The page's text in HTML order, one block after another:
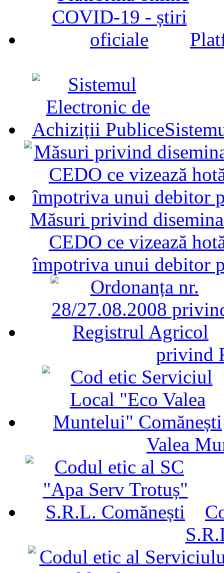
Măsuri privind
CEDO ce vizează
împotriva unui debitor
privind
Valea